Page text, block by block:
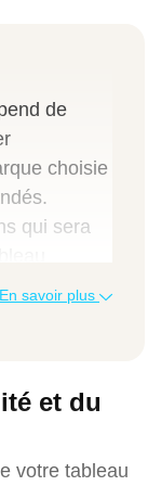
de
choisie
qui sera
de
rénovation
En savoir plus
et du
votre tableau